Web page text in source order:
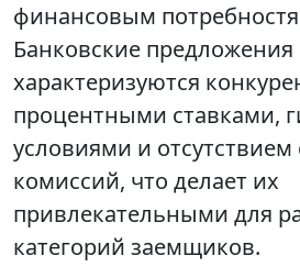
финансовым
Банковские предложения
характеризуются
процентными ставками,
условиями и
комиссий, что делает их
привлекательными для
категорий заемщиков.